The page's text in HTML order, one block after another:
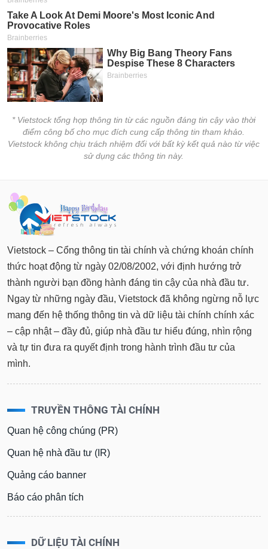
* Vietstock tổng hợp thông tin từ các nguồn đáng tin cậy vào thời
điểm công bố cho mục đích cung cấp thông tin tham khảo.
Vietstock không chịu trách nhiệm đối với bất kỳ kết quả nào từ việc
sử dụng các thông tin này.
Vietstock – Cổng thông tin tài chính và chứng khoán chính
thức hoạt động từ ngày 02/08/2002, với định hướng trở
thành người bạn đồng hành đáng tin cậy của nhà đầu tư.
Ngay từ những ngày đầu, Vietstock đã không ngừng nỗ lực
mang đến hệ thống thông tin và dữ liệu tài chính chính xác
– cập nhật – đầy đủ, giúp nhà đầu tư hiểu đúng, nhìn rộng
và tự tin đưa ra quyết định trong hành trình đầu tư của
mình.
TRUYỀN THÔNG TÀI CHÍNH
Quan hệ công chúng (PR)
Quan hệ nhà đầu tư (IR)
Quảng cáo banner
Báo cáo phân tích
DỮ LIỆU TÀI CHÍNH
Tất cả Cổ phiếu Chỉ số Chứng chỉ quỹ
Lãnh
đạo
(-)
Tất cả Người nội bộ
Tin
tức
(-)
viết
của
tác
giả
Báo
phân
tích
Thuật
(-)
vụ
tạo